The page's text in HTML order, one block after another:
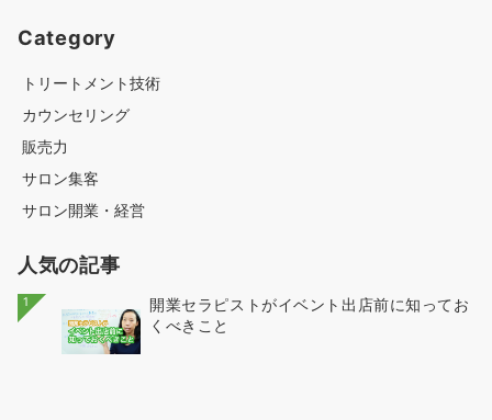
Category
トリートメント技術
カウンセリング
販売力
サロン集客
サロン開業・経営
人気の記事
1
開業セラピストがイベント出店前に知ってお
くべきこと